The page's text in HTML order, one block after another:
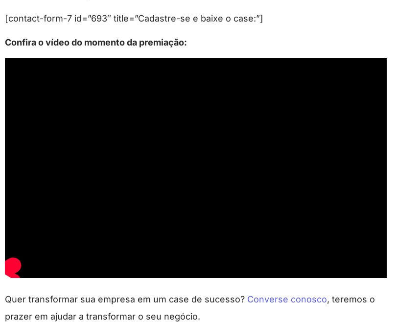
[contact-form-7 id=”693″ title=”Cadastre-se e baixe o case:”]
Confira o vídeo do momento da premiação:
Quer transformar sua empresa em um case de sucesso? Converse conosco, teremos o
prazer em ajudar a transformar o seu negócio.